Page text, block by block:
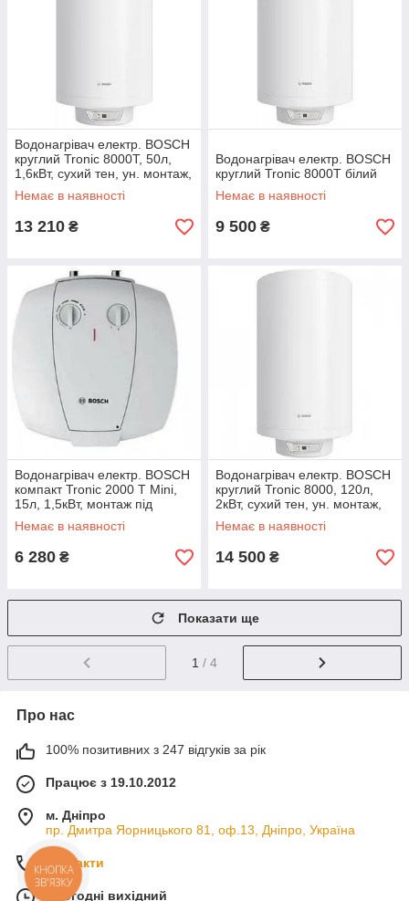
Водонагрівач електр. BOSCH
круглий Tronic 8000T, 50л,
1,6кВт, сухий тен, ун. монтаж,
електр. кер-ння, C, білий
Немає в наявності
13 210 ₴
Водонагрівач електр. BOSCH
круглий Tronic 8000T білий
Немає в наявності
9 500 ₴
Водонагрівач електр. BOSCH
компакт Tronic 2000 T Mini,
15л, 1,5кВт, монтаж під
мийкою, мех. кер-ння, B,
білий
Немає в наявності
6 280 ₴
Водонагрівач електр. BOSCH
круглий Tronic 8000, 120л,
2кВт, сухий тен, ун. монтаж,
електр. кер-ння, C, білий
Немає в наявності
14 500 ₴
Показати ще
1 / 4
Про нас
100% позитивних з 247 відгуків за рік
Працює з 19.10.2012
м. Дніпро
пр. Дмитра Яорницького 81, оф.13, Дніпро, Україна
Контакти
Сьогодні вихідний
КНОПКА
ЗВ'ЯЗКУ